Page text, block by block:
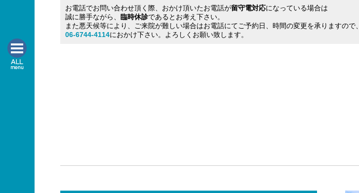
お電話でお問い合わせ頂く際、おかけ頂いたお電話が留守電対応になっている場合は
誠に勝手ながら、 臨時休診であるとお考え下さい。
また悪天候等により、ご来院が難しい場合はお電話にてご予約日、時間の変更を承りますので、
06-6744-4114におかけ下さい。よろしくお願い致します。